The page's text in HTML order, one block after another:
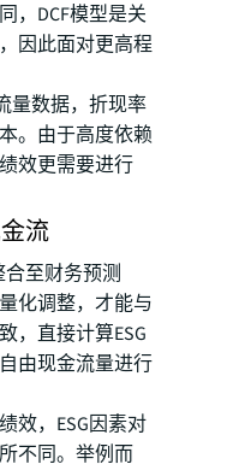
，DCF模型是关
因此面对更高程
量数据，折现率
。由于高度依赖
效更需要进行
流
合至财务预测
化调整，才能与
，直接计算ESG
由现金流量进行
效，ESG因素对
不同。举例而